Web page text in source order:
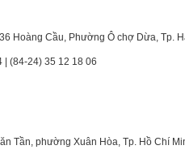
Hoàng Cầu, Phường Ô chợ Dừa, Tp.
(84-24) 35 12 18 06
Tần, phường Xuân Hòa, Tp. Hồ Chí